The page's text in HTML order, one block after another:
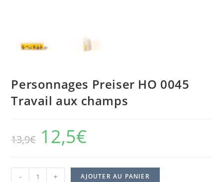
Personnages Preiser HO 0045
Travail aux champs
13,9€ 12,5€
- + AJOUTER AU PANIER